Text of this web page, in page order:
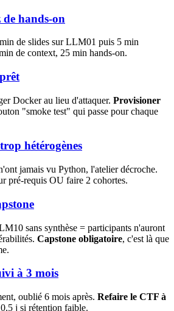
de hands-on
de slides sur LLM01 puis 5 min
de context, 25 min hands-on.
Docker au lieu d'attaquer. Provisioner
"smoke test" qui passe pour chaque
hétérogènes
jamais vu Python, l'atelier décroche.
pré-requis OU faire 2 cohortes.
sans synthèse = participants n'auront
Capstone obligatoire, c'est là que
à 3 mois
oublié 6 mois après. Refaire le CTF à
j si rétention faible.